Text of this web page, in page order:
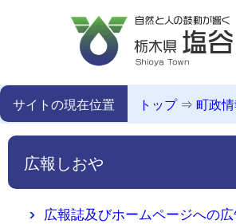
サイトの現在位置 トップ⇒ 町政情
広報しおや
広報誌及びホームページへの